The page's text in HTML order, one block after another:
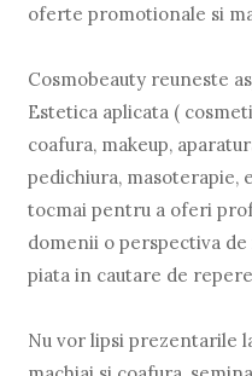
oferte promotionale si
Cosmobeauty reuneste
Estetica aplicata (
coafura, makeup,
pedichiura, masoterapie,
tocmai pentru a oferi
domenii o perspectiva
piata in cautare de
Nu vor lipsi prezentarile